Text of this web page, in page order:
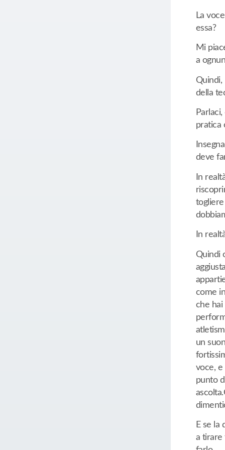
La
essa?
Mi
a
Quindi,
della
pratica
deve
In
In
Quindi
come
che hai
un
voce, e
punto
E se la
a tirare